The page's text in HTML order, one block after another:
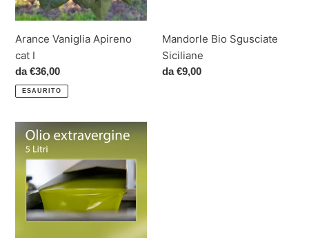
Arance Vaniglia Apireno
cat I
Prezzo
di
listino
da €36,00
ESAURITO
Mandorle Bio Sgusciate
Siciliane
Prezzo
da €9,00
Olio
Extra
vergine
Oliva
Siciliano